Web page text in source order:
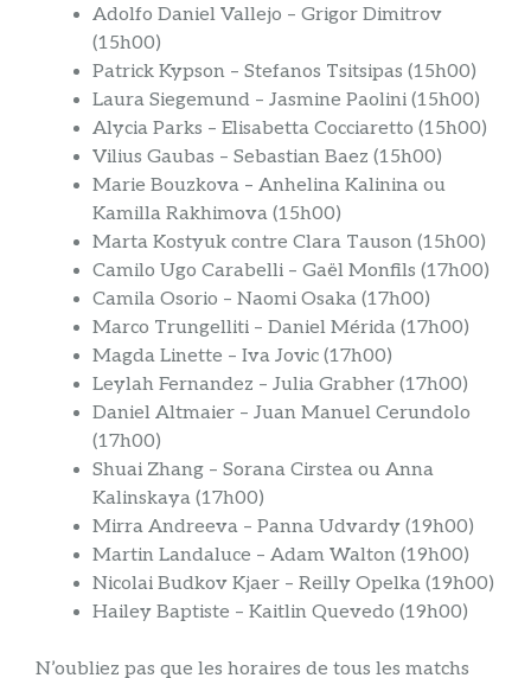
Adolfo Daniel Vallejo – Grigor Dimitrov
(15h00)
Patrick Kypson – Stefanos Tsitsipas (15h00)
Laura Siegemund – Jasmine Paolini (15h00)
Alycia Parks – Elisabetta Cocciaretto (15h00)
Vilius Gaubas – Sebastian Baez (15h00)
Marie Bouzkova – Anhelina Kalinina ou
Kamilla Rakhimova (15h00)
Marta Kostyuk contre Clara Tauson (15h00)
Camilo Ugo Carabelli – Gaël Monfils (17h00)
Camila Osorio – Naomi Osaka (17h00)
Marco Trungelliti – Daniel Mérida (17h00)
Magda Linette – Iva Jovic (17h00)
Leylah Fernandez – Julia Grabher (17h00)
Daniel Altmaier – Juan Manuel Cerundolo
(17h00)
Shuai Zhang – Sorana Cirstea ou Anna
Kalinskaya (17h00)
Mirra Andreeva – Panna Udvardy (19h00)
Martin Landaluce – Adam Walton (19h00)
Nicolai Budkov Kjaer – Reilly Opelka (19h00)
Hailey Baptiste – Kaitlin Quevedo (19h00)
N’oubliez pas que les horaires de tous les matchs